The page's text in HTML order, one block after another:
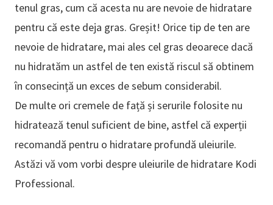
tenul gras, cum că acesta nu are nevoie de hidratare
pentru că este deja gras. Greșit! Orice tip de ten are
nevoie de hidratare, mai ales cel gras deoarece dacă
nu hidratăm un astfel de ten există riscul să obtinem
în consecință un exces de sebum considerabil.
De multe ori cremele de față și serurile folosite nu
hidratează tenul suficient de bine, astfel că experții
recomandă pentru o hidratare profundă uleiurile.
Astăzi vă vom vorbi despre uleiurile de hidratare Kodi
Professional.